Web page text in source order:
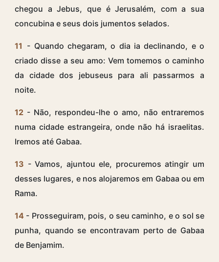
chegou a Jebus, que é Jerusalém, com a sua
concubina e seus dois jumentos selados.
11 - Quando chegaram, o dia ia declinando, e o
criado disse a seu amo: Vem tomemos o caminho
da cidade dos jebuseus para ali passarmos a
noite.
12 - Não, respondeu-lhe o amo, não entraremos
numa cidade estrangeira, onde não há israelitas.
Iremos até Gabaa.
13 - Vamos, ajuntou ele, procuremos atingir um
desses lugares, e nos alojaremos em Gabaa ou em
Rama.
14 - Prosseguiram, pois, o seu caminho, e o sol se
punha, quando se encontravam perto de Gabaa
de Benjamim.